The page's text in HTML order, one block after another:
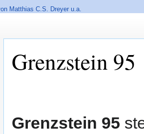
Matthias C.S. Dreyer u.a.
Grenzstein 95
Grenzstein 95